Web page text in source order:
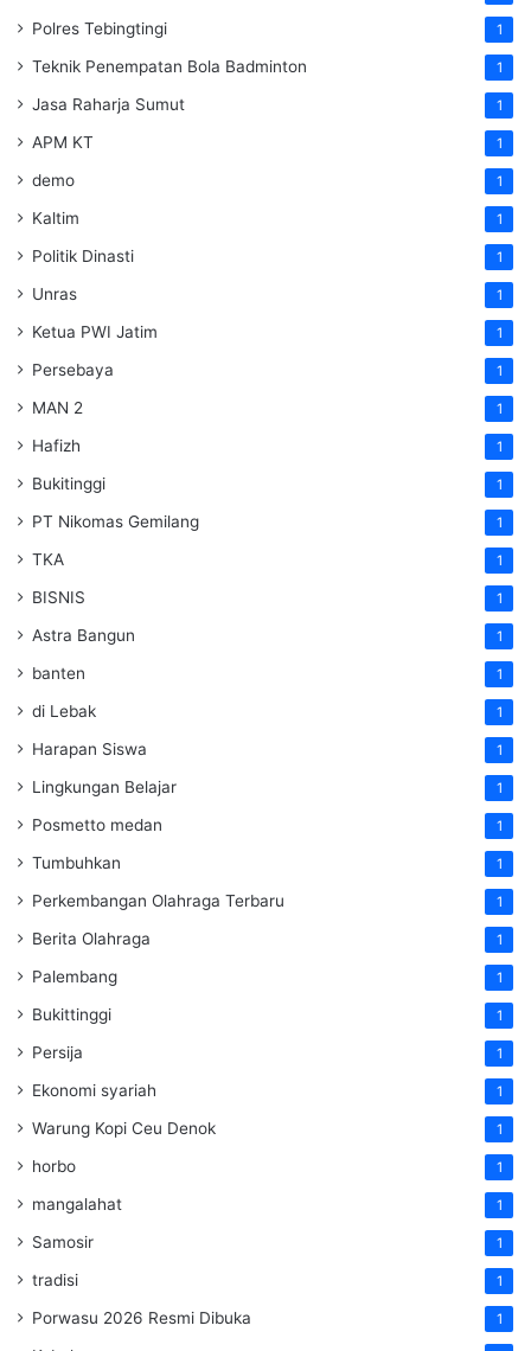
Polres Tebingtingi 1
Teknik Penempatan Bola Badminton 1
Jasa Raharja Sumut 1
APM KT 1
demo 1
Kaltim 1
Politik Dinasti 1
Unras 1
Ketua PWI Jatim 1
Persebaya 1
MAN 2 1
Hafizh 1
Bukitinggi 1
PT Nikomas Gemilang 1
TKA 1
BISNIS 1
Astra Bangun 1
banten 1
di Lebak 1
Harapan Siswa 1
Lingkungan Belajar 1
Posmetto medan 1
Tumbuhkan 1
Perkembangan Olahraga Terbaru 1
Berita Olahraga 1
Palembang 1
Bukittinggi 1
Persija 1
Ekonomi syariah 1
Warung Kopi Ceu Denok 1
horbo 1
mangalahat 1
Samosir 1
tradisi 1
Porwasu 2026 Resmi Dibuka 1